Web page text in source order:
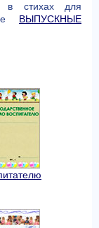
в стихах для
ВЫПУСКНЫЕ